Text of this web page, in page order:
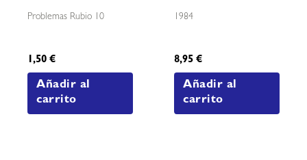
Problemas Rubio 10
1,50€
Añadir al
carrito
1984
8,95€
Añadir al
carrito